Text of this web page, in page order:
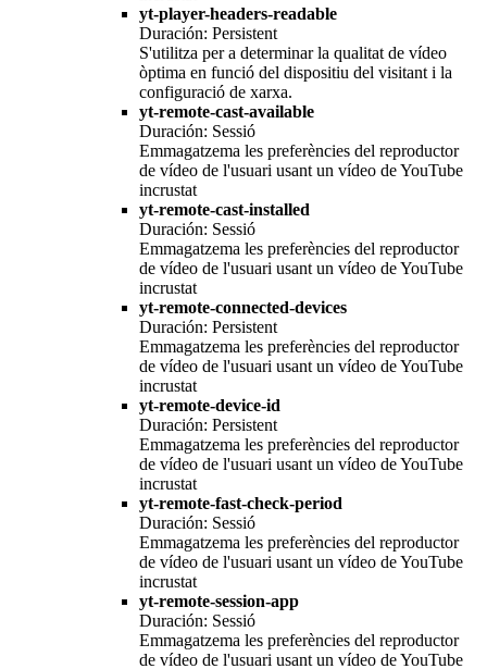
yt-player-headers-readable
Duración: Persistent
S'utilitza per a determinar la qualitat de vídeo
òptima en funció del dispositiu del visitant i la
configuració de xarxa.
yt-remote-cast-available
Duración: Sessió
Emmagatzema les preferències del reproductor
de vídeo de l'usuari usant un vídeo de YouTube
incrustat
yt-remote-cast-installed
Duración: Sessió
Emmagatzema les preferències del reproductor
de vídeo de l'usuari usant un vídeo de YouTube
incrustat
yt-remote-connected-devices
Duración: Persistent
Emmagatzema les preferències del reproductor
de vídeo de l'usuari usant un vídeo de YouTube
incrustat
yt-remote-device-id
Duración: Persistent
Emmagatzema les preferències del reproductor
de vídeo de l'usuari usant un vídeo de YouTube
incrustat
yt-remote-fast-check-period
Duración: Sessió
Emmagatzema les preferències del reproductor
de vídeo de l'usuari usant un vídeo de YouTube
incrustat
yt-remote-session-app
Duración: Sessió
Emmagatzema les preferències del reproductor
de vídeo de l'usuari usant un vídeo de YouTube